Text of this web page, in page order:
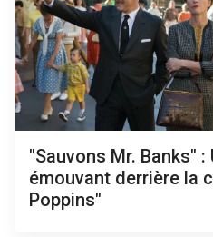
"Sauvons Mr. Banks" :
émouvant derrière la
Poppins"